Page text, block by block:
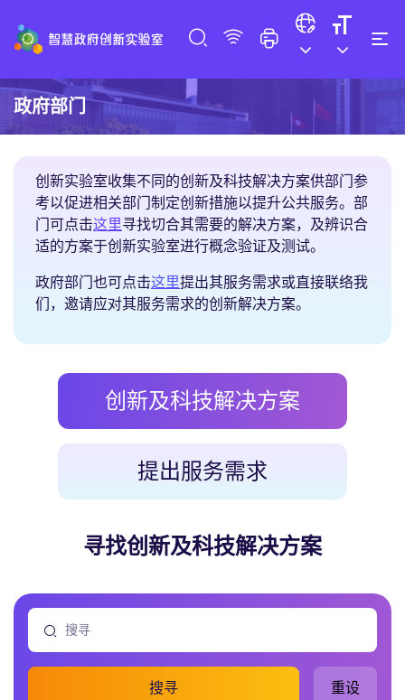
政府部门
创新实验室收集不同的创新及科技解决方案供部门参
考以促进相关部门制定创新措施以提升公共服务。部
门可点击这里创新及科技解决方案
寻找切合其需要的解决方案，及辨识合
适的方案于创新实验室进行概念验证及测试。
政府部门也可点击这里提出服务需求
提出其服务需求或直接联络我
们，邀请应对其服务需求的创新解决方案。
创新及科技解决方案
提出服务需求
寻找创新及科技解决方案
搜寻 重设